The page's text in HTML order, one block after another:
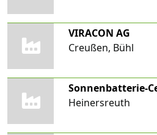
VIRACON AG
Creußen, Bühl
Sonnenbatterie-
Heinersreuth